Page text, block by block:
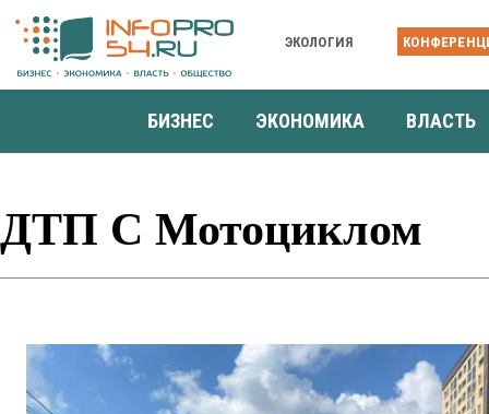
ЭКОЛОГИЯ
БИЗНЕС ЭКОНОМИКА ВЛАСТЬ
ДТП С Мотоциклом